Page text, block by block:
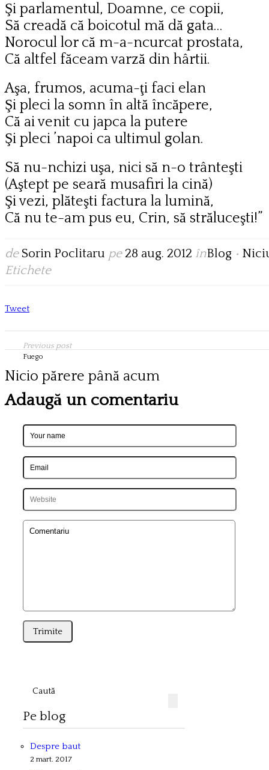
Şi parlamentul, Doamne, ce copii,
Să creadă că boicotul mă dă gata…
Norocul lor că m-a-ncurcat prostata,
Că altfel făceam varză din hârtii.
Aşa, frumos, acuma-ţi faci elan
Şi pleci la somn în altă încăpere,
Că ai venit cu japca la putere
Şi pleci ’napoi ca ultimul golan.
Să nu-nchizi uşa, nici să n-o trânteşti
(Aştept pe seară musafiri la cină)
Şi vezi, plăteşti factura la lumină,
Că nu te-am pus eu, Crin, să străluceşti!”
de Sorin Poclitaru pe 28 aug. 2012 înBlog •
Etichete
Tweet
Previous post
Fuego
Nicio părere până acum
Adaugă un comentariu
Pe blog
Despre baut
2 mart. 2017